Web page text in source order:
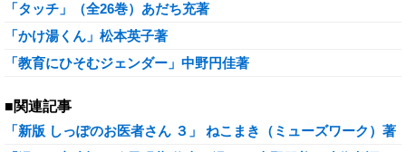
「タッチ」（全26巻）あだち充著
「かけ湯くん」松本英子著
「教育にひそむジェンダー」中野円佳著
■関連記事
「新版 しっぽのお医者さん ３」 ねこまき（ミューズワーク）著